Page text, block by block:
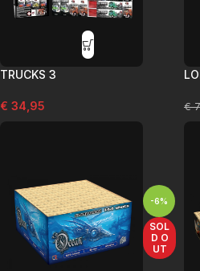
TRUCKS 3
€ 34,95 €
-6%
SOL
D O
UT